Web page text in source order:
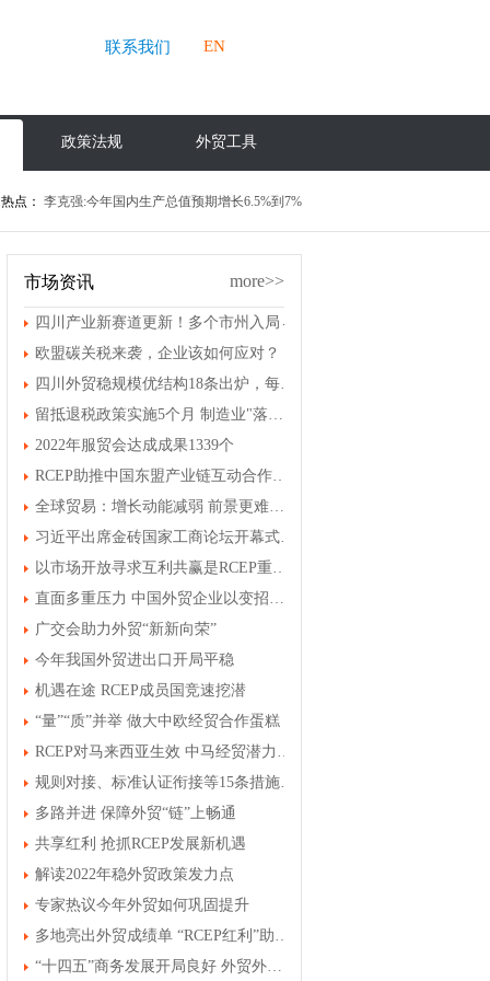
联系我们 EN
政策法规 外贸工具
热点： 李克强:今年国内生产总值预期增长6.5%到7%
市场资讯 more>>
四川产业新赛道更新！多个市州入局→
欧盟碳关税来袭，企业该如何应对？
四川外贸稳规模优结构18条出炉，每年支持开展国际性展会和经贸促进活动100场以上
留抵退税政策实施5个月 制造业"落袋"5377亿元
2022年服贸会达成成果1339个
RCEP助推中国东盟产业链互动合作不断深化
全球贸易：增长动能减弱 前景更难确定
习近平出席金砖国家工商论坛开幕式并发表主旨演讲
以市场开放寻求互利共赢是RCEP重要推动力
直面多重压力 中国外贸企业以变招迎变局
广交会助力外贸“新新向荣”
今年我国外贸进出口开局平稳
机遇在途 RCEP成员国竞速挖潜
“量”“质”并举 做大中欧经贸合作蛋糕
RCEP对马来西亚生效 中马经贸潜力有望再释放
规则对接、标准认证衔接等15条措施——促进内外贸一体化发展
多路并进 保障外贸“链”上畅通
共享红利 抢抓RCEP发展新机遇
解读2022年稳外贸政策发力点
专家热议今年外贸如何巩固提升
多地亮出外贸成绩单 “RCEP红利”助力稳外贸
“十四五”商务发展开局良好 外贸外资消费规模均创新高